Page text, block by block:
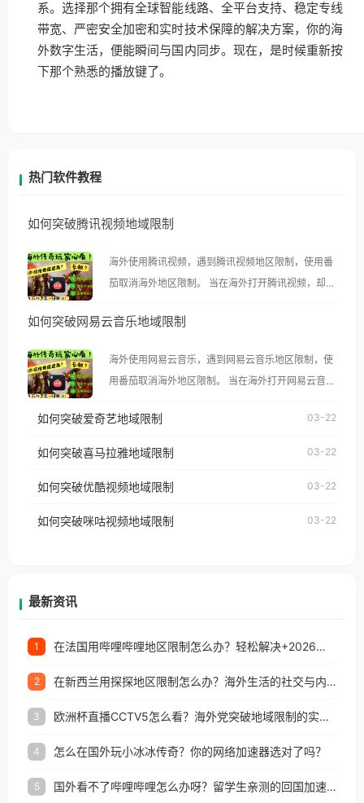
系。选择那个拥有全球智能线路、全平台支持、稳定专线
带宽、严密安全加密和实时技术保障的解决方案，你的海
外数字生活，便能瞬间与国内同步。现在，是时候重新按
下那个熟悉的播放键了。
热门软件教程
如何突破腾讯视频地域限制
海外使用腾讯视频，遇到腾讯视频地区限制，使用番
茄取消海外地区限制。 当在海外打开腾讯视频，却突
示语。 海外用户如香港、澳门、台湾、美国、加拿
像其他音乐平台一样，出现地区及版权限制问题，且
仅能在中国大陆地区播放。 遇到这个问题的朋友们，
台湾、美国、加拿大、澳大利亚、欧洲等国家和地区
权限制所困扰。
如何突破网易云音乐地域限制
海外使用网易云音乐，遇到网易云音乐地区限制，使
用番茄取消海外地区限制。 当在海外打开网易云音
播放”的提示语。 海外用户如香港、澳门、台湾、美
制问题，且仅能在中国大陆地区播放。 遇到这个问题
户收听网易云音乐地区版权限制」的问题，无论人在
如何突破爱奇艺地域限制 03-22
如何突破喜马拉雅地域限制 03-22
如何突破优酷视频地域限制 03-22
如何突破咪咕视频地域限制 03-22
最新资讯
1 在法国用哔哩哔哩地区限制怎么办？轻松解决+2026世界杯看球攻略
2 在新西兰用探探地区限制怎么办？海外生活的社交与内容之困
3 欧洲杯直播CCTV5怎么看？海外党突破地域限制的实用指南
4 怎么在国外玩小冰冰传奇？你的网络加速器选对了吗？
5 国外看不了哔哩哔哩怎么办呀？留学生亲测的回国加速全攻略（含酷我音乐渤海银行解决方法）